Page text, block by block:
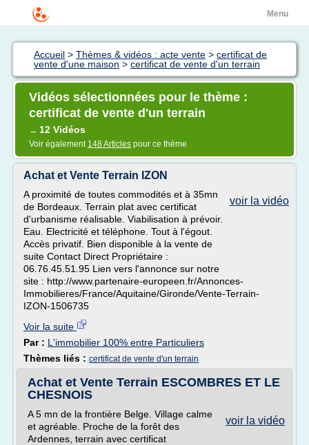
Menu
Accueil > Thèmes & vidéos : acte vente > certificat de
vente d'une maison > certificat de vente d'un terrain
Vidéos sélectionnées pour le thème :
certificat de vente d'un terrain
→ 12 Vidéos
Voir également 148 Articles pour ce thème
Achat et Vente Terrain IZON
voir la vidéo
A proximité de toutes commodités et à 35mn
de Bordeaux. Terrain plat avec certificat
d'urbanisme réalisable. Viabilisation à prévoir.
Eau. Electricité et téléphone. Tout à l'égout.
Accès privatif. Bien disponible à la vente de
suite Contact Direct Propriétaire :
06.76.45.51.95 Lien vers l'annonce sur notre
site : http://www.partenaire-europeen.fr/Annonces-
Immobilieres/France/Aquitaine/Gironde/Vente-Terrain-
IZON-1506735
Voir la suite
Par : L'immobilier 100% entre Particuliers
Thèmes liés : certificat de vente d'un terrain
Achat et Vente Terrain ESCOMBRES ET LE
CHESNOIS
voir la vidéo
A 5 mn de la frontière Belge. Village calme
et agréable. Proche de la forêt des
Ardennes, terrain avec certificat